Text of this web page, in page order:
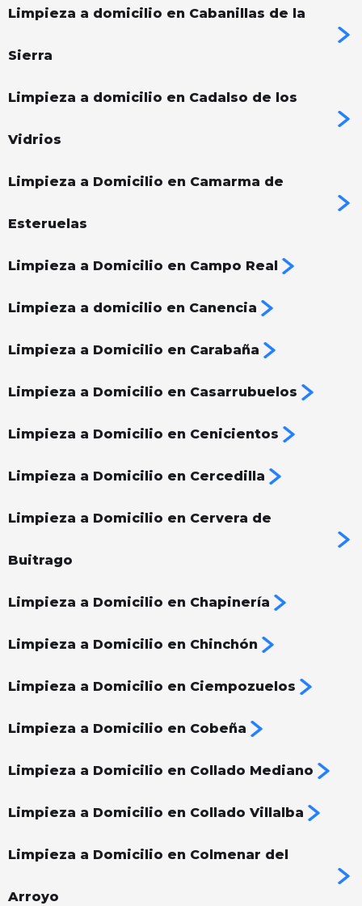
Limpieza a domicilio en Cabanillas de la
Sierra
Limpieza a domicilio en Cadalso de los
Vidrios
Limpieza a Domicilio en Camarma de
Esteruelas
Limpieza a Domicilio en Campo Real
Limpieza a domicilio en Canencia
Limpieza a Domicilio en Carabaña
Limpieza a Domicilio en Casarrubuelos
Limpieza a Domicilio en Cenicientos
Limpieza a Domicilio en Cercedilla
Limpieza a Domicilio en Cervera de
Buitrago
Limpieza a Domicilio en Chapinería
Limpieza a Domicilio en Chinchón
Limpieza a Domicilio en Ciempozuelos
Limpieza a Domicilio en Cobeña
Limpieza a Domicilio en Collado Mediano
Limpieza a Domicilio en Collado Villalba
Limpieza a Domicilio en Colmenar del
Arroyo